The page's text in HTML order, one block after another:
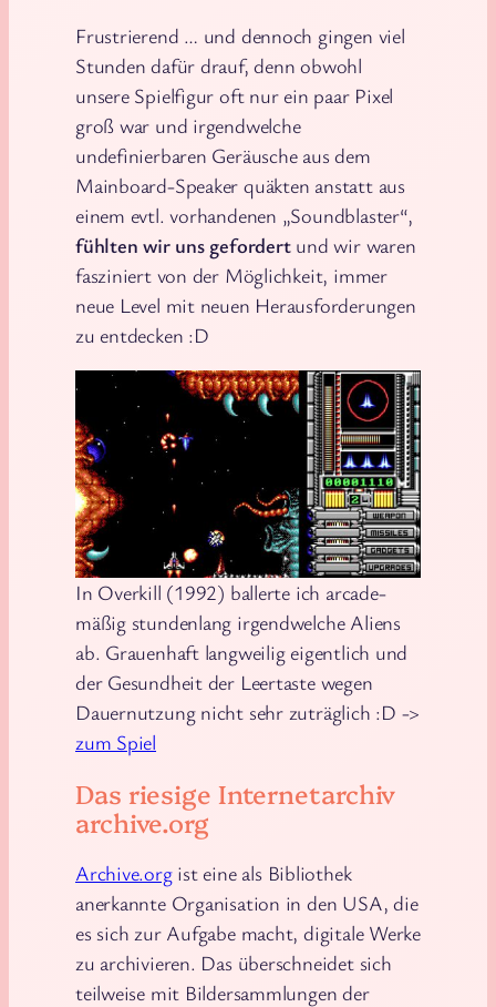
Frustrierend … und dennoch gingen viel
Stunden dafür drauf, denn obwohl
unsere Spielfigur oft nur ein paar Pixel
groß war und irgendwelche
undefinierbaren Geräusche aus dem
Mainboard-Speaker quäkten anstatt aus
einem evtl. vorhandenen „Soundblaster“,
fühlten wir uns gefordertund wir waren
fasziniert von der Möglichkeit, immer
neue Level mit neuen Herausforderungen
zu entdecken :D
In Overkill (1992) ballerte ich arcade-
mäßig stundenlang irgendwelche Aliens
ab. Grauenhaft langweilig eigentlich und
der Gesundheit der Leertaste wegen
Dauernutzung nicht sehr zuträglich :D ->
zum Spiel
Das riesige Internetarchiv
archive.org
Archive.orgist eine als Bibliothek
anerkannte Organisation in den USA, die
es sich zur Aufgabe macht, digitale Werke
zu archivieren. Das überschneidet sich
teilweise mit Bildersammlungen der